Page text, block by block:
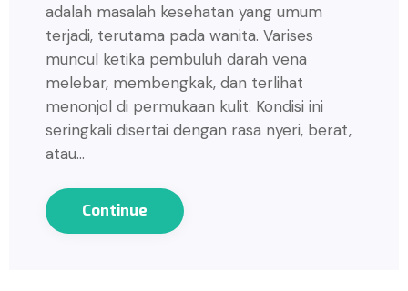
adalah masalah kesehatan yang umum
terjadi, terutama pada wanita. Varises
muncul ketika pembuluh darah vena
melebar, membengkak, dan terlihat
menonjol di permukaan kulit. Kondisi ini
seringkali disertai dengan rasa nyeri, berat,
atau…
Continue